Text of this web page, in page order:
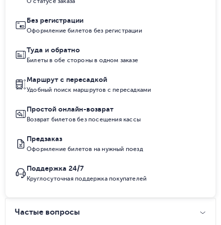
Без регистрации
Оформление билетов без регистрации
Туда и обратно
Билеты в обе стороны в одном заказе
Маршрут с пересадкой
Удобный поиск маршрутов с пересадками
Простой онлайн-возврат
Возврат билетов без посещения кассы
Предзаказ
Оформление билетов на нужный поезд
Поддержка 24/7
Круглосуточная поддержка покупателей
Частые вопросы